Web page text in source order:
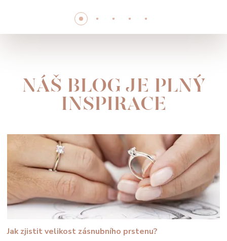
NÁŠ BLOG JE PLNÝ
INSPIRACE
Jak zjistit velikost zásnubního prstenu?